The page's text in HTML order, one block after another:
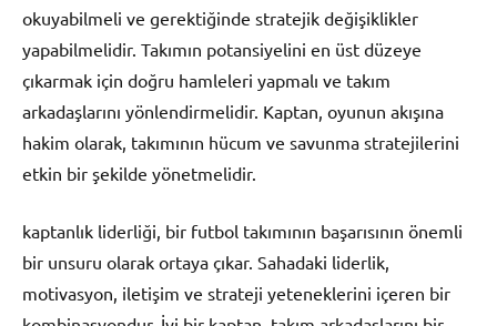
okuyabilmeli ve gerektiğinde stratejik değişiklikler
yapabilmelidir. Takımın potansiyelini en üst düzeye
çıkarmak için doğru hamleleri yapmalı ve takım
arkadaşlarını yönlendirmelidir. Kaptan, oyunun akışına
hakim olarak, takımının hücum ve savunma stratejilerini
etkin bir şekilde yönetmelidir.
kaptanlık liderliği, bir futbol takımının başarısının önemli
bir unsuru olarak ortaya çıkar. Sahadaki liderlik,
motivasyon, iletişim ve strateji yeteneklerini içeren bir